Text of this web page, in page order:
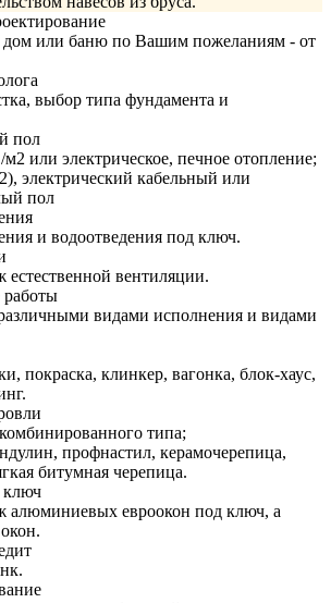
или баню по Вашим пожеланиям - от
выбор типа фундамента и
пол
или электрическое, печное отопление;
электрический кабельный или
пол
и водоотведения под ключ.
вентиляции.
видами исполнения и видами
покраска, клинкер, вагонка, блок-хаус,
типа;
профнастил, керамочерепица,
битумная черепица.
ключ
алюминиевых евроокон под ключ, а